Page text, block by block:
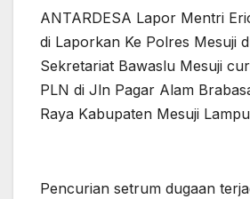
ANTARDESA Lapor Mentri
di Laporkan Ke Polres Mesuji
Sekretariat Bawaslu Mesuji
PLN di Jln Pagar Alam
Raya Kabupaten Mesuji
Pencurian setrum dugaan